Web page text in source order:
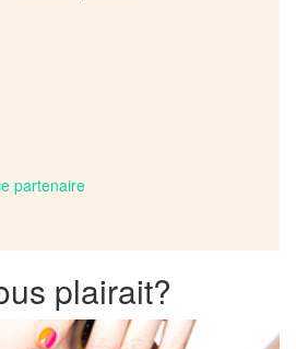
partenaire
plairait?